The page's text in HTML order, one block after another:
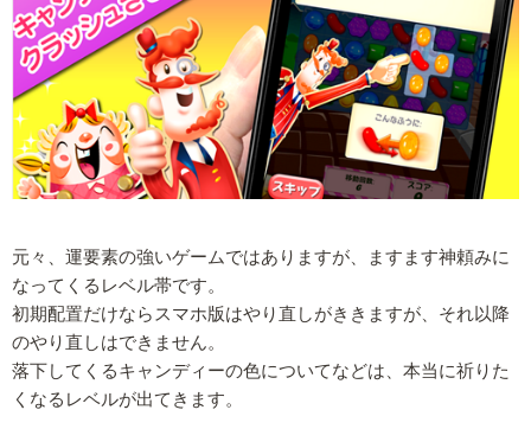
元々、運要素の強いゲームではありますが、ますます神頼みに
なってくるレベル帯です。
初期配置だけならスマホ版はやり直しがききますが、それ以降
のやり直しはできません。
落下してくるキャンディーの色についてなどは、本当に祈りた
くなるレベルが出てきます。